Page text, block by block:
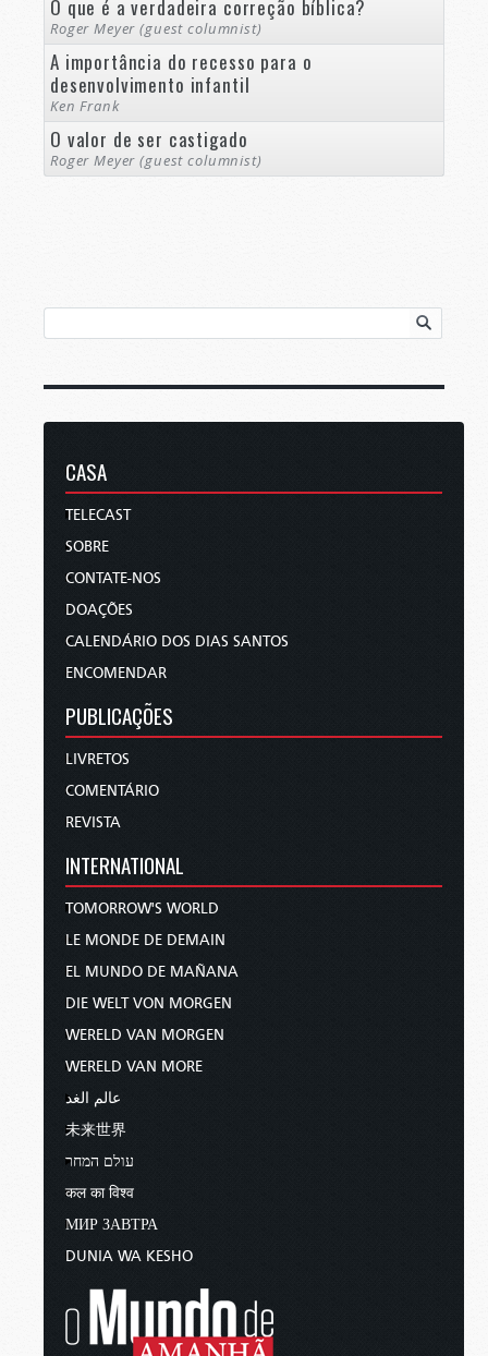
O que é a verdadeira correção bíblica?
Roger Meyer (guest columnist)
A importância do recesso para o
desenvolvimento infantil
Ken Frank
O valor de ser castigado
Roger Meyer (guest columnist)
CASA
TELECAST
SOBRE
CONTATE-NOS
DOAÇÕES
CALENDÁRIO DOS DIAS SANTOS
ENCOMENDAR
PUBLICAÇÕES
LIVRETOS
COMENTÁRIO
REVISTA
INTERNATIONAL
TOMORROW'S WORLD
LE MONDE DE DEMAIN
EL MUNDO DE MAÑANA
DIE WELT VON MORGEN
WERELD VAN MORGEN
WERELD VAN MORE
عالم الغد
未来世界
עולם המחר
कल का विश्व
МИР ЗАВТРА
DUNIA WA KESHO